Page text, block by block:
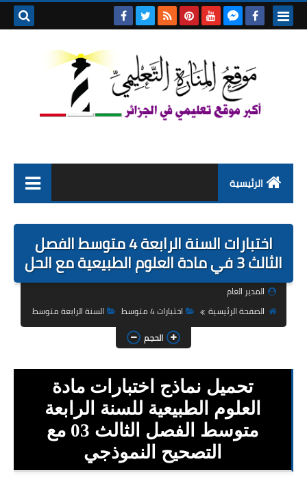
الرئيسية
التربية التحضيرية
السنة الاولى ابتدائي
السنة الثانية ابتدائي
السنة الثالثة ابتدائي
السنة الرابعة ابتدائي
السنة الخامسة ابتدائي
شهادة التعليم الابتدائي
تزيين القسم
اختبارات السنة الرابعة 4 متوسط الفصل
الثالث 3 في مادة العلوم الطبيعية مع الحل
المدير العام
الصفحة الرئيسية
اختبارات 4 متوسط
السنة الرابعة متوسط
الحجم
تحميل نماذج اختبارات مادة
العلوم الطبيعية للسنة الرابعة
متوسط الفصل الثالث 03 مع
التصحيح النموذجي